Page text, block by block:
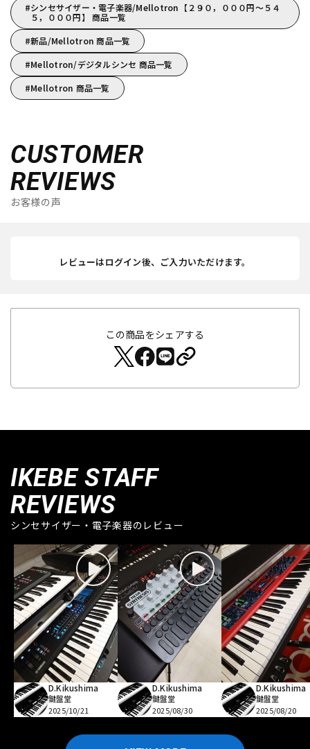
シンセサイザー・電子楽器/Mellotron【２９０，０００円～５４
５，０００円】 商品一覧
新品/Mellotron 商品一覧
Mellotron/デジタルシンセ 商品一覧
Mellotron 商品一覧
CUSTOMER
REVIEWS
お客様の声
レビューはログイン後、ご入力いただけます。
この商品をシェアする
IKEBE STAFF
REVIEWS
シンセサイザー・電子楽器のレビュー
D.Kikushima
鍵盤堂
2025/10/21
D.Kikushima
鍵盤堂
2025/08/30
D.Kikushima
鍵盤堂
2025/08/20